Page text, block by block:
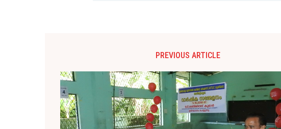
PREVIOUS ARTICLE